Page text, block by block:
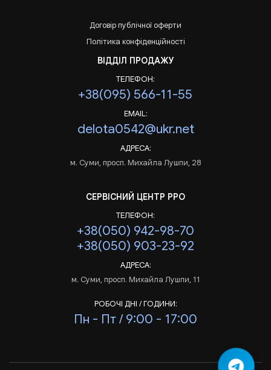
Договір публічної оферти
Політика конфіденційності
ВІДДІЛ ПРОДАЖУ
ТЕЛЕФОН:
+38(095) 566-11-55
EMAIL:
delota0542@ukr.net
АДРЕСА:
м. Суми, просп. Михайла Лушпи, 28
СЕРВІСНИЙ ЦЕНТР РРО
ТЕЛЕФОН:
+38(050) 942-98-70
+38(050) 903-23-92
АДРЕСА:
м. Суми, просп. Михайла Лушпи, 11
РОБОЧІ ДНІ / ГОДИНИ:
Пн - Пт / 9:00 - 17:00